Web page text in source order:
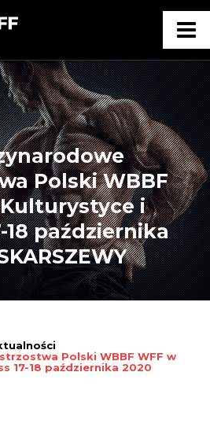
Polski WBBF
i
18 października
Polski WBBF WFF w
17-18 października 2020